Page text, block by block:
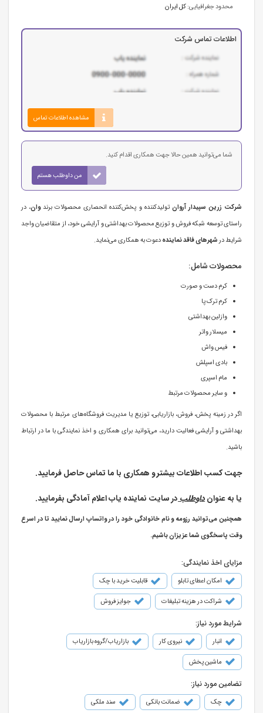
محدود جغرافیایی:کل ایران
اطلاعات تماس شرکت
مشاهده اطلاعات تماس
شما می‌توانید همین حالا جهت همکاری اقدام کنید.
من داوطلب هستم
شرکت زرین سپیدار آروان تولیدکننده و پخش‌کننده انحصاری محصولات برندوان، در
راستای توسعه شبکه فروش و توزیع محصولات بهداشتی و آرایشی خود، از متقاضیان واجد
شرایط درشهرهای فاقد نمایندهدعوت به همکاری می‌نماید.
محصولات شامل:
کرم دست و صورت
کرم ترک پا
وازلین بهداشتی
میسلار واتر
فیس واش
بادی اسپلش
مام اسپری
و سایر محصولات مرتبط
اگر در زمینه پخش، فروش، بازاریابی، توزیع یا مدیریت فروشگاه‌های مرتبط با محصولات
بهداشتی و آرایشی فعالیت دارید، می‌توانید برای همکاری و اخذ نمایندگی با ما در ارتباط
باشید.
جهت کسب اطلاعات بیشتر و همکاری با ما تماس حاصل فرمایید.
یا به عنوانداوطلبدر سایت نماینده یاب اعلام آمادگی بفرمایید.
همچنین می‌توانید رزومه و نام خانوادگی خود را در واتساپ ارسال نمایید تا در اسرع
وقت پاسخگوی شما عزیزان باشیم.
مزایای اخذ نمایندگی:
امکان اعطای تابلو قابلیت خرید با چک
شراکت در هزینه تبلیغات جوایز فروش
شرایط مورد نیاز:
انبار نیروی کار بازاریاب/گروه بازاریاب
ماشین پخش
تضامین مورد نیاز:
چک ضمانت بانکی سند ملکی